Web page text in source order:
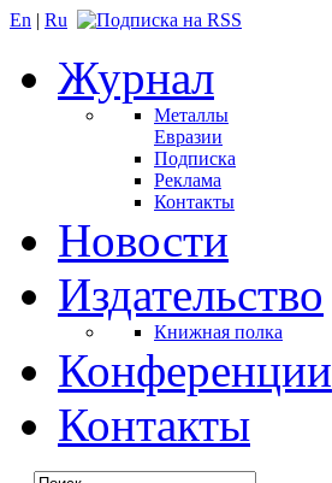
En | Ru
Журнал
Металлы
Евразии
Подписка
Реклама
Контакты
Новости
Издательство
Книжная полка
Конференции
Контакты